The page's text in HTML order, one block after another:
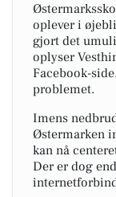
oplever i
gjort det
oplyser
Facebook-
problemet.
Imens
Østermarken
kan nå
Der er dog